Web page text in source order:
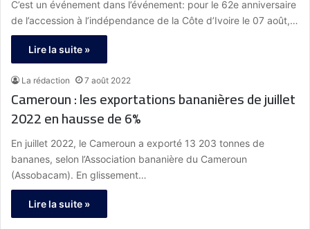
C’est un événement dans l’événement: pour le 62e anniversaire
de l’accession à l’indépendance de la Côte d’Ivoire le 07 août,…
Lire la suite »
La rédaction 7 août 2022
Cameroun : les exportations bananières de juillet
2022 en hausse de 6%
En juillet 2022, le Cameroun a exporté 13 203 tonnes de
bananes, selon l’Association bananière du Cameroun
(Assobacam). En glissement…
Lire la suite »